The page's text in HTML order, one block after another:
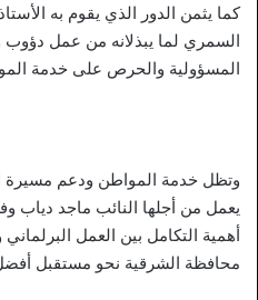
كما يثمن الدور الذي يقوم به
السمري لما يبذلانه من عمل
المسؤولية والحرص على خدمة
وتظل خدمة المواطن ودعم مسيرة
يعمل من أجلها النائب ماجد
أهمية التكامل بين العمل
محافظة الشرقية نحو مستقبل